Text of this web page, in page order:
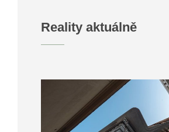
Reality aktuálně